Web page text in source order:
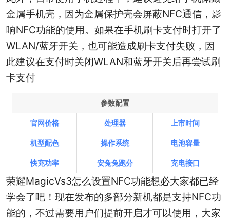
金属手机壳，‌因为金属保护壳会屏蔽NFC通信，‌影
响NFC功能的使用。‌如果在手机刷卡支付时打开了
WLAN/蓝牙开关，‌也可能造成刷卡支付失败，‌因
此建议在支付时关闭WLAN和蓝牙开关后再尝试刷
卡支付
参数配置
官网价格 处理器 上市时间
机型配色 操作系统 电池容量
快充功率 安兔兔跑分 充电接口
荣耀MagicVs3怎么设置NFC功能想必大家都已经
学会了吧！现在发布的多部分新机都是支持NFC功
能的，不过需要用户们提前开启才可以使用，大家